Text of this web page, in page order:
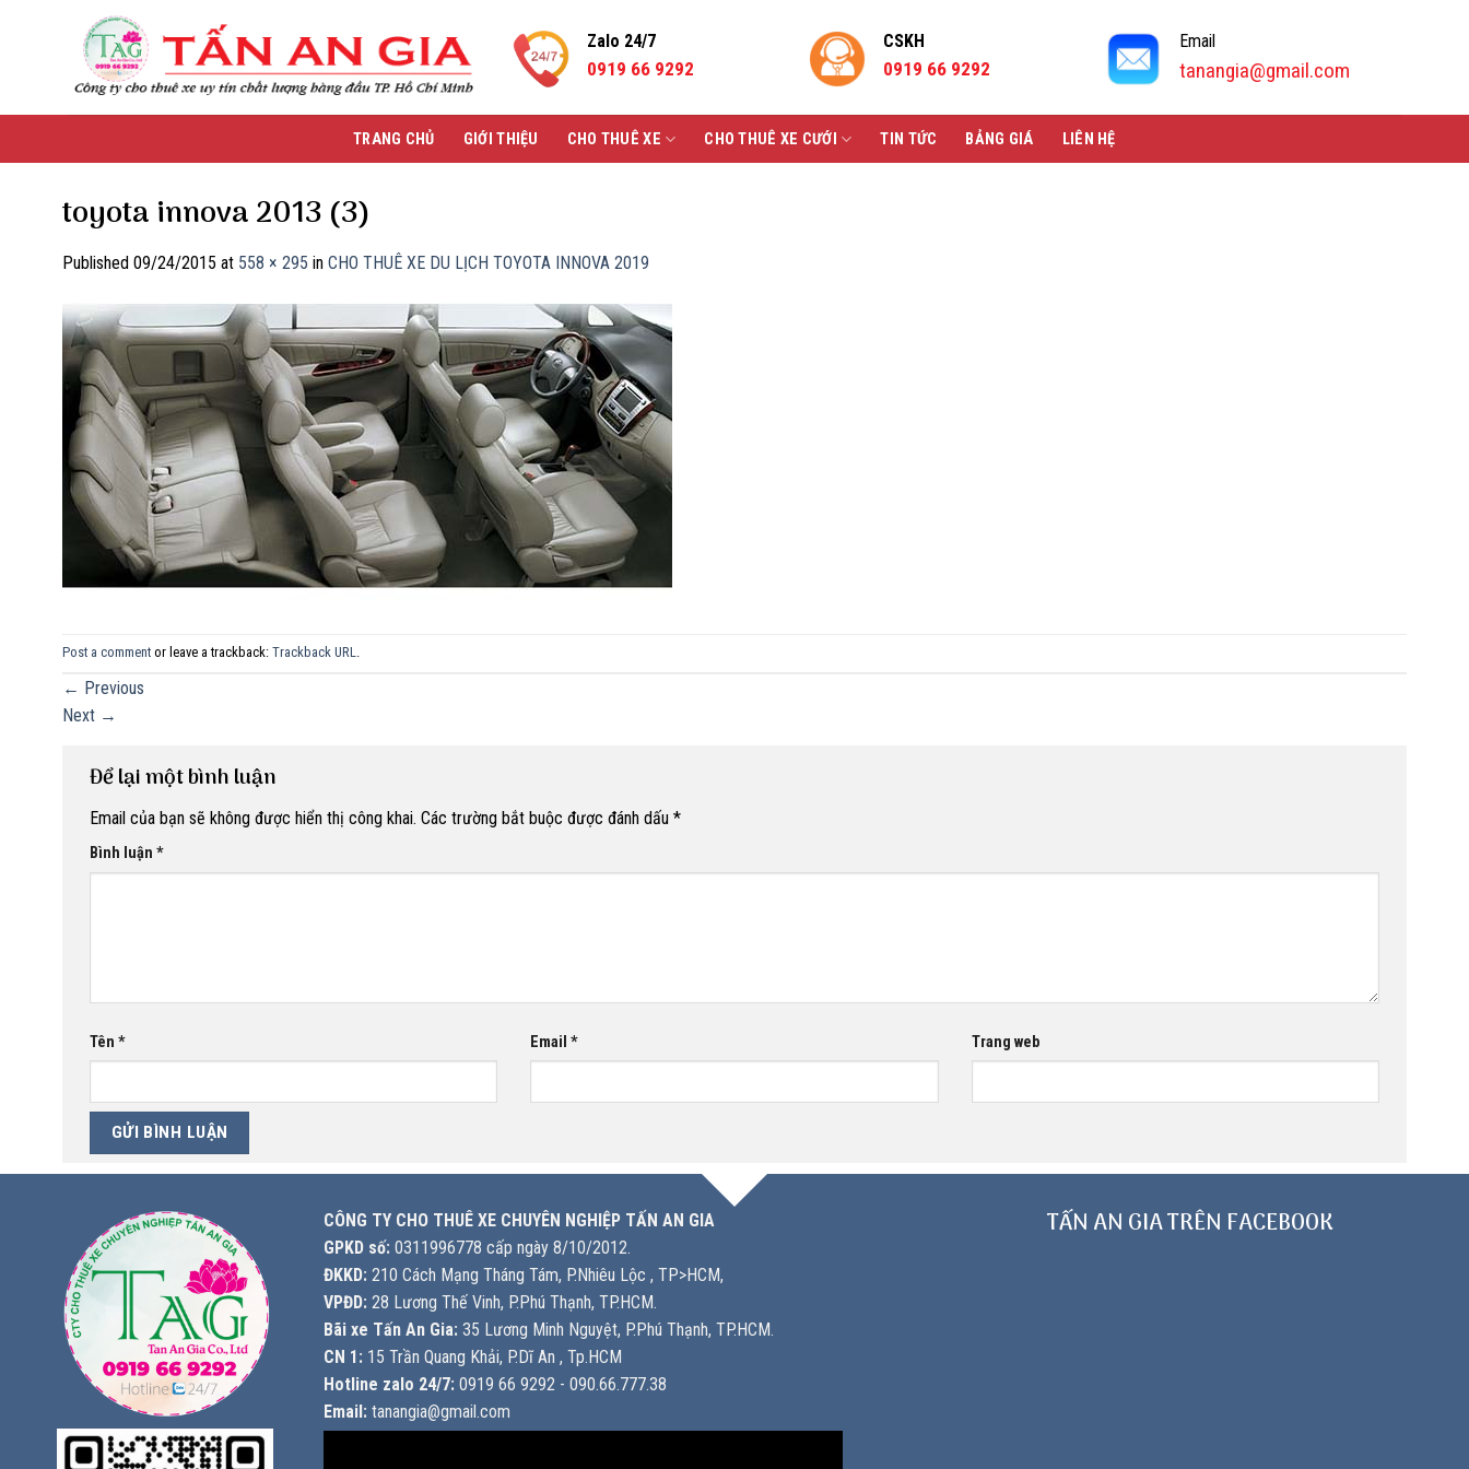
Zalo 24/7
0919 66 9292
CSKH
0919 66 9292
Email
tanangia@gmail.com
TRANG CHỦ GIỚI THIỆU CHO THUÊ XE CHO THUÊ XE CƯỚI TIN TỨC BẢNG GIÁ LIÊN HỆ
toyota innova 2013 (3)
Published 09/24/2015 at 558 × 295 in CHO THUÊ XE DU LỊCH TOYOTA INNOVA 2019
Post a comment or leave a trackback: Trackback URL
← Previous
Next →
Để lại một bình luận
Email của bạn sẽ không được hiển thị công khai. Các trường bắt buộc được đánh dấu *
Bình luận *
Tên * Email* Trang web
CÔNG TY CHO THUÊ XE CHUYÊN NGHIỆP TẤN AN GIA
GPKD số: 0311996778 cấp ngày 8/10/2012.
ĐKKD: 210 Cách Mạng Tháng Tám, P.Nhiêu Lộc , TP>HCM,
VPĐD: 28 Lương Thế Vinh, P.Phú Thạnh, TP.HCM.
Bãi xe Tấn An Gia: 35 Lương Minh Nguyệt, P.Phú Thạnh, TP.HCM.
CN 1: 15 Trần Quang Khải, P.Dĩ An , Tp.HCM
Hotline zalo 24/7: 0919 66 9292 - 090.66.777.38
Email: tanangia@gmail.com
TẤN AN GIA TRÊN FACEBOOK